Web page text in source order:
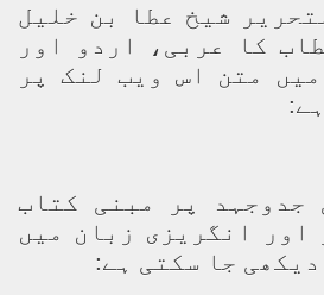
شیخ عطا بن خلیل
کا عربی، اردو اور
متن اس ویب لنک پر
جدوجہد پر مبنی کتاب
اور انگریزی زبان میں
جا سکتی ہے: